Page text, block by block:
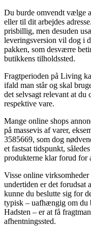
Du burde omvendt vælge
eller til dit arbejdes
prisbillig, men desuden
leveringsversion vil dog i
pakken, som desværre
butikkens tilholdssted.
Fragtperioden på Living
ifald man står og skal
det selvsagt relevant at du
respektive vare.
Mange online shops
på massevis af varer,
3585669, som dog
et fastsat tidspunkt,
produkterne klar forud for
Visse online
undertiden er det forudsat
kunne du beslutte sig for
typisk – uafhængig om du
Hadsten – er at få
afhentningssted.